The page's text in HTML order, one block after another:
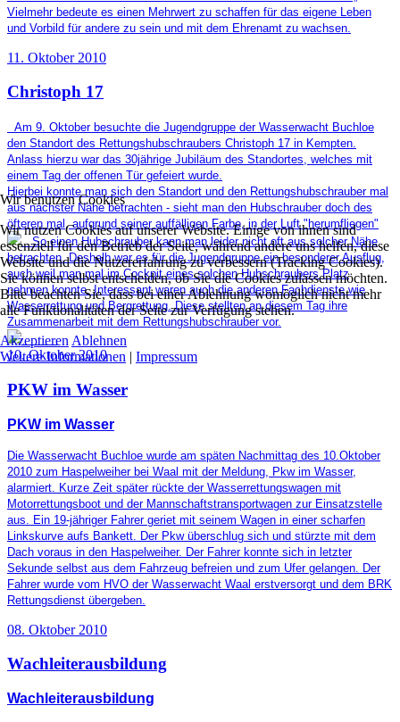
Vielmehr bedeute es einen Mehrwert zu schaffen für das eigene Leben
und Vorbild für andere zu sein und mit dem Ehrenamt zu wachsen.
11. Oktober 2010
Christoph 17
Am 9. Oktober besuchte die Jugendgruppe der Wasserwacht Buchloe
den Standort des Rettungshubschraubers Christoph 17 in Kempten.
Anlass hierzu war das 30jährige Jubiläum des Standortes, welches mit
einem Tag der offenen Tür gefeiert wurde.
Hierbei konnte man sich den Standort und den Rettungshubschrauber mal
aus nächster Nähe betrachten - sieht man den Hubschrauber doch des
öfteren mal, aufgrund seiner auffälligen Farbe, in der Luft "herumfliegen"
So einen Hubschrauber kann man leider nicht oft aus solcher Nähe
betrachten. Deshalb war es für die Jugendgruppe ein besonderer Ausflug,
auch weil man mal im Cockpit eines solchen Hubschraubers Platz
nehmen konnte. Interessant waren auch die anderen Fachdienste wie
Wasserrettung und Bergrettung. Diese stellten an diesem Tag ihre
Zusammenarbeit mit dem Rettungshubschrauber vor.
10. Oktober 2010
PKW im Wasser
PKW im Wasser
Die Wasserwacht Buchloe wurde am späten Nachmittag des 10.Oktober
2010 zum Haspelweiher bei Waal mit der Meldung, Pkw im Wasser,
alarmiert. Kurze Zeit später rückte der Wasserrettungswagen mit
Motorrettungsboot und der Mannschaftstransportwagen zur Einsatzstelle
aus. Ein 19-jähriger Fahrer geriet mit seinem Wagen in einer scharfen
Linkskurve aufs Bankett. Der Pkw überschlug sich und stürzte mit dem
Dach voraus in den Haspelweiher. Der Fahrer konnte sich in letzter
Sekunde selbst aus dem Fahrzeug befreien und zum Ufer gelangen. Der
Fahrer wurde vom HVO der Wasserwacht Waal erstversorgt und dem BRK
Rettungsdienst übergeben.
08. Oktober 2010
Wachleiterausbildung
Wachleiterausbildung
Wir benutzen Cookies
Wir nutzen Cookies auf unserer Website. Einige von ihnen sind
essenziell für den Betrieb der Seite, während andere uns helfen, diese
Website und die Nutzererfahrung zu verbessern (Tracking Cookies).
Sie können selbst entscheiden, ob Sie die Cookies zulassen möchten.
Bitte beachten Sie, dass bei einer Ablehnung womöglich nicht mehr
alle Funktionalitäten der Seite zur Verfügung stehen.
Akzeptieren Ablehnen
Weitere Informationen | Impressum